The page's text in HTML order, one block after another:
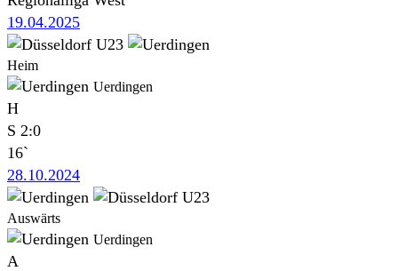
19.04.2025
Heim
Uerdingen
H
S 2:0
16`
28.10.2024
Auswärts
Uerdingen
A